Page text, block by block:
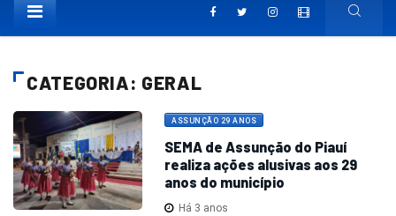
CATEGORIA: GERAL
ASSUNÇÃO 29 ANOS
SEMA de Assunção do Piauí
realiza ações alusivas aos 29
anos do município
Há 3 anos